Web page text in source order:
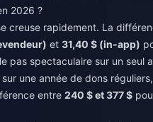
2026 ?
creuse rapidement. La
et 31,40 $ (in-app)
pas spectaculaire sur un seul
une année de dons
entre 240 $ et 377 $